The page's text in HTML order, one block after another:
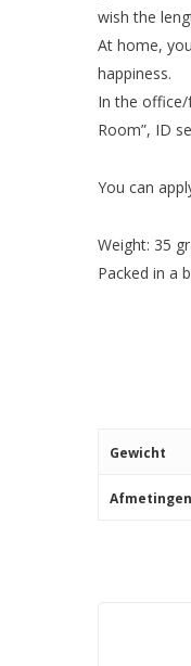
wish the
At home,
happiness.
In the office/
Room”, ID
You can
Weight: 35
Packed in a
Gewicht
Afmetingen